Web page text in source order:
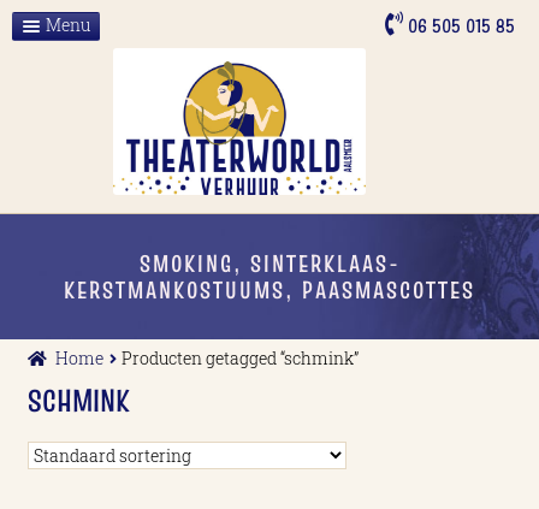
06 505 015 85
Ga
GaMenu
ALLE VERHUUR
SMOKING, SINTERKLAAS-
KERSTMANKOSTUUMS, PAASMASCOTTES
Home Producten getagged “schmink”
SCHMINK